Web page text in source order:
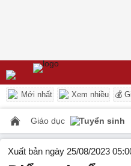
Mới nhất Xem nhiều 💰
Giáo dục Tuyển sinh
Xuất bản ngày 25/08/2023